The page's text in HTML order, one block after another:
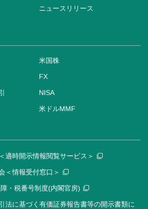
ニュースリリース
米国株
FX
NISA
米ドルMMF
適時開示情報閲覧サービス＞
＜情報受付窓口＞
・税番号制度(内閣官房)
法に基づく有価証券報告書等の開示書類に